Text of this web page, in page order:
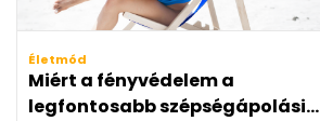
Életmód
Miért a fényvédelem a
legfontosabb szépségápolási...